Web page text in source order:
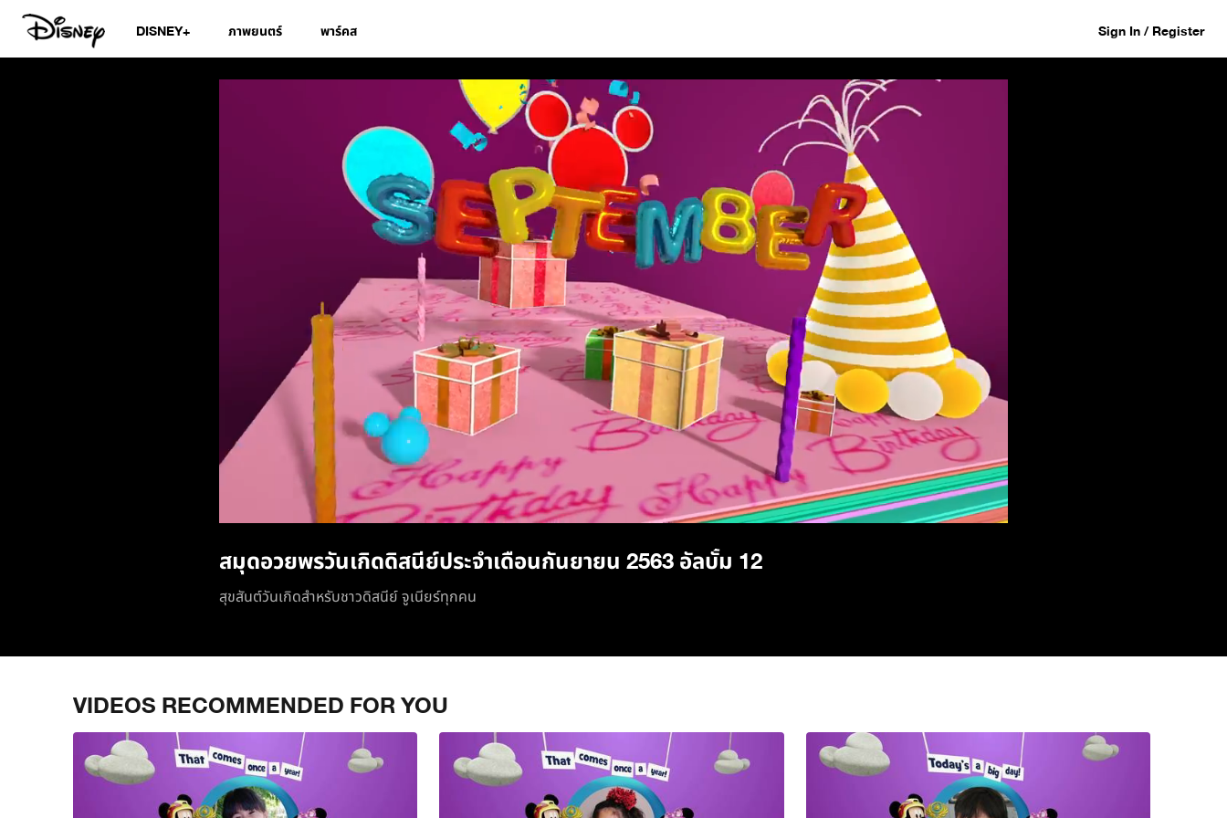
DISNEY+ ภาพยนตร์ พาร์คส Sign In / Register
สมุดอวยพรวันเกิดดิสนีย์ประจำเดือนกันยายน 2563 อัลบั้ม 12
สมุดอวยพรวันเกิดดิสนีย์ประจำเดือนกันยายน 2563 อัลบั้ม 12
สุขสันต์วันเกิดสำหรับชาวดิสนีย์ จูเนียร์ทุกคน
VIDEOS RECOMMENDED FOR YOU